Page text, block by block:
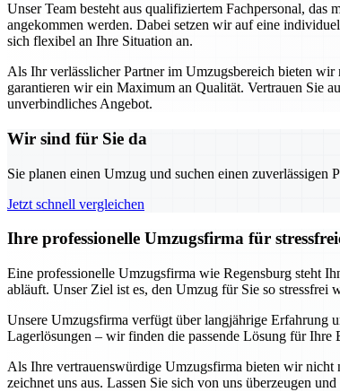
Unser Team besteht aus qualifiziertem Fachpersonal,
angekommen werden. Dabei setzen wir auf eine
sich flexibel an Ihre Situation an.
Als Ihr verlässlicher Partner im Umzugsbereich bieten
garantieren wir ein Maximum an Qualität. Vertrauen Sie
unverbindliches Angebot.
Wir sind für Sie da
Sie planen einen Umzug und suchen einen zuverlässigen
Jetzt schnell vergleichen
Ihre professionelle Umzugsfirma für
Eine professionelle Umzugsfirma wie Regensburg steht
abläuft. Unser Ziel ist es, den Umzug für Sie so stressfrei
Unsere Umzugsfirma verfügt über langjährige Erfahrung
Lagerlösungen – wir finden die passende Lösung für
Als Ihre vertrauenswürdige Umzugsfirma bieten wir nicht
zeichnet uns aus. Lassen Sie sich von uns überzeugen